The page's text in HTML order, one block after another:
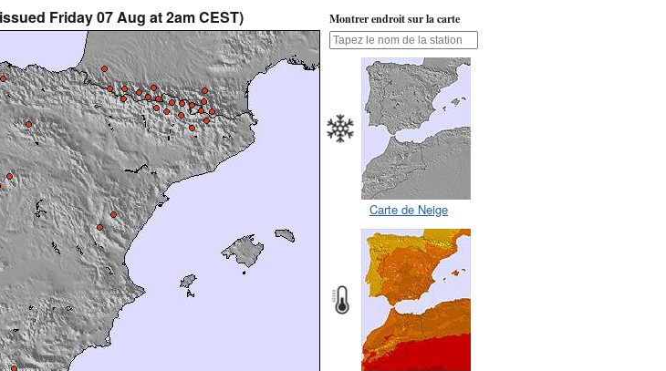
Friday 07 Aug at 2am CEST) Montrer endroit sur la carte
Carte de Neige